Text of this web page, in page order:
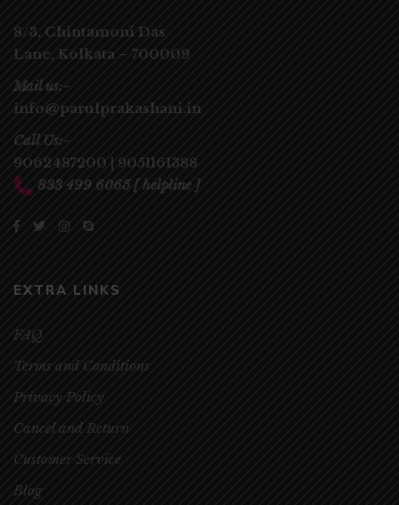
8/3, Chintamoni Das
Lane, Kolkata – 700009
Mail us:-
info@parulprakashani.in
Call Us:-
9062487200 | 9051161388
833 499 6065 [ helpline ]
EXTRA LINKS
FAQ
Terms and Conditions
Privacy Policy
Cancel and Return
Customer Service
Blog